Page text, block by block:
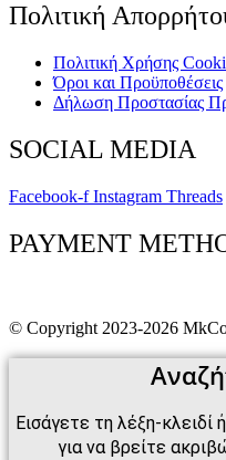
Πολιτική
Πολιτική Xρήσης
Όροι και Προϋποθέσεις
Δήλωση Προστασίας
SOCIAL MEDIA
Facebook-f Instagram Threads
PAYMENT
© Copyright 2023-2026
Εισάγετε τη λέξη-
για να βρείτε